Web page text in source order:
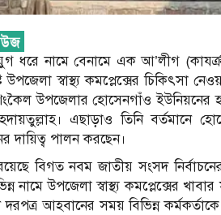
ধরে নামে বেনামে এক আ’লীগ
উপজেলা স্বাস্থ্য কমপ্লেক্সের চিকিৎসা
উপজেলার হোসেনগাঁও ইউনিয়নের
এছাড়াও তিনি বর্তমানে
দায়িত্ব পালন করছেন।
বিগত নবম জাতীয় সংসদ
নামে উপজেলা স্বাস্থ্য কমপ্লেক্সের
দরপত্র আহবানের সময় বিভিন্ন